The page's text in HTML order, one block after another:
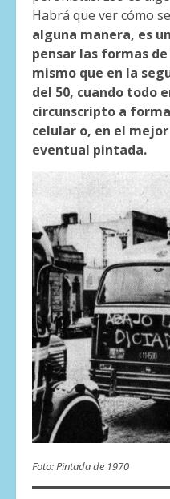
Habrá que ver cómo
alguna manera, es
pensar las formas
mismo que en la
del 50, cuando todo
circunscripto a
celular o, en el mejor
eventual pintada.
Foto: Pintada de 1970